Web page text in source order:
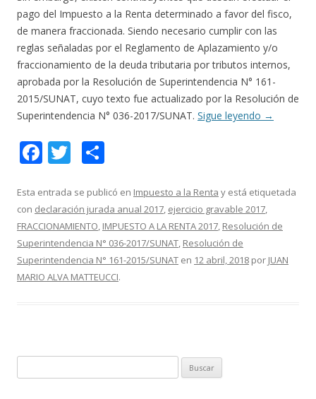
pago del Impuesto a la Renta determinado a favor del fisco,
de manera fraccionada. Siendo necesario cumplir con las
reglas señaladas por el Reglamento de Aplazamiento y/o
fraccionamiento de la deuda tributaria por tributos internos,
aprobada por la Resolución de Superintendencia N° 161-
2015/SUNAT, cuyo texto fue actualizado por la Resolución de
Superintendencia N° 036-2017/SUNAT. Sigue leyendo →
F
e
b
o
o
k
T
itt
er
m
p
ar
ti
r
Esta entrada se publicó en Impuesto a la Renta y está etiquetada
con declaración jurada anual 2017, ejercicio gravable 2017,
FRACCIONAMIENTO, IMPUESTO A LA RENTA 2017, Resolución de
Superintendencia N° 036-2017/SUNAT, Resolución de
Superintendencia N° 161-2015/SUNAT en 12 abril, 2018 por JUAN
MARIO ALVA MATTEUCCI.
u